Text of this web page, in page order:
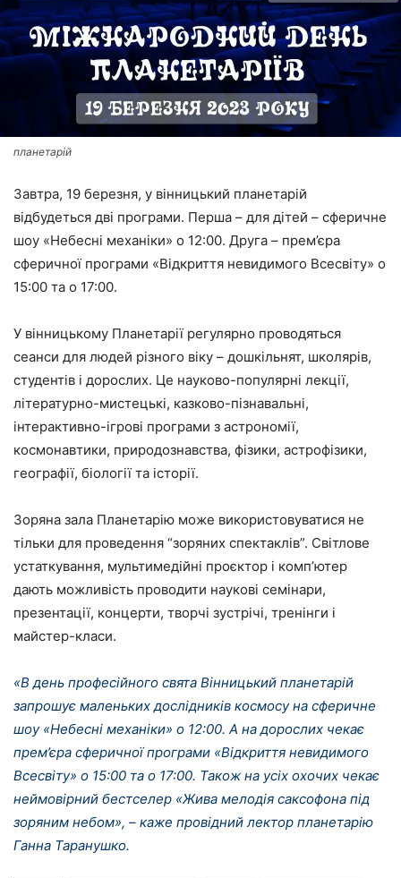
планетарій
Завтра, 19 березня, у вінницький планетарій
відбудеться дві програми. Перша – для дітей – сферичне
шоу «Небесні механіки» о 12:00. Друга – прем’єра
сферичної програми «Відкриття невидимого Всесвіту» о
15:00 та о 17:00.
У вінницькому Планетарії регулярно проводяться
сеанси для людей різного віку – дошкільнят, школярів,
студентів і дорослих. Це науково-популярні лекції,
літературно-мистецькі, казково-пізнавальні,
інтерактивно-ігрові програми з астрономії,
космонавтики, природознавства, фізики, астрофізики,
географії, біології та історії.
Зоряна зала Планетарію може використовуватися не
тільки для проведення “зоряних спектаклів”. Світлове
устаткування, мультимедійні проєктор і комп’ютер
дають можливість проводити наукові семінари,
презентації, концерти, творчі зустрічі, тренінги і
майстер-класи.
«В день професійного свята Вінницький планетарій
запрошує маленьких дослідників космосу на сферичне
шоу «Небесні механіки» о 12:00. А на дорослих чекає
прем’єра сферичної програми «Відкриття невидимого
Всесвіту» о 15:00 та о 17:00. Також на усіх охочих чекає
неймовірний бестселер «Жива мелодія саксофона під
зоряним небом», – каже провідний лектор планетарію
Ганна Таранушко.